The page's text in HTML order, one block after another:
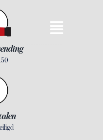
Toggle